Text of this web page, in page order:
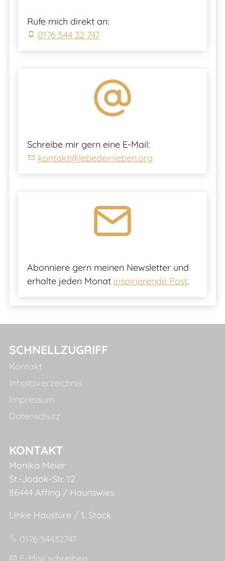
Rufe mich direkt an:
0176 544 32 747
Schreibe mir gern eine E-Mail:
kontakt@lebedeinleben.org
Abonniere gern meinen Newsletter und
erhalte jeden Monat inspirierende Post.
SCHNELLZUGRIFF
Kontakt
Inhaltsverzeichnis
Impressum
Datenschutz
KONTAKT
Monika Meier
St.-Jodok-Str. 12
86444 Affing / Haunswies
Linke Haustüre / 1. Stock
0176 54432747
E-Mail schreiben